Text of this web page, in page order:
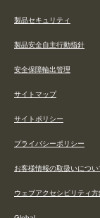
製品セキュリティ
製品安全自主行動指針
安全保障輸出管理
サイトマップ
サイトポリシー
プライバシーポリシー
お客様情報の取扱いについ
ウェブアクセシビリティ方